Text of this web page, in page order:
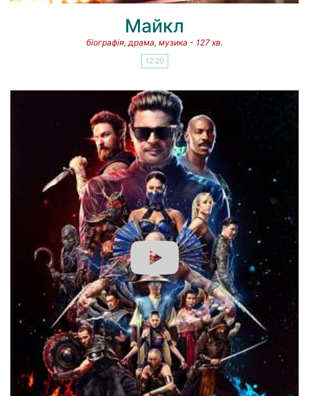
Майкл
біографія, драма, музика - 127 хв.
12:20